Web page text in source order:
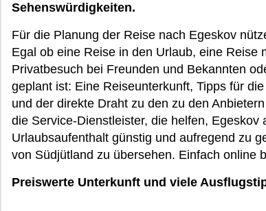
Sehenswürdigkeiten.
Für die Planung der Reise nach Egeskov
Egal ob eine Reise in den Urlaub, eine Reise
Privatbesuch bei Freunden und Bekannten
geplant ist: Eine Reiseunterkunft, Tipps für
und der direkte Draht zu den zu den
die Service-Dienstleister, die helfen, Egeskov
Urlaubsaufenthalt günstig und aufregend zu
von Südjütland zu übersehen. Einfach online
Preiswerte Unterkunft und viele